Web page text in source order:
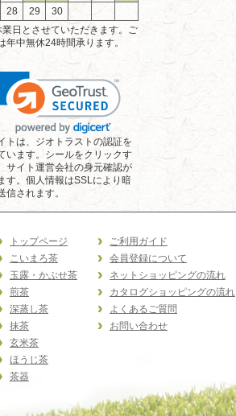
28 29
30
業日とさせていただきます。ご
年中無休24時間承ります。
トは、ジオトラストの認証を
います。シールをクリックす
サイト運営会社の身元確認が
す。個人情報はSSLにより暗
信されます。
トップページ
こいまろ茶
玉露・かぶせ茶
煎茶
深蒸し茶
抹茶
玄米茶
ほうじ茶
茶器
ご利用ガイド
会員登録について
ネットショッピングの流れ
カタログショッピングの流れ
よくあるご質問
お問い合わせ